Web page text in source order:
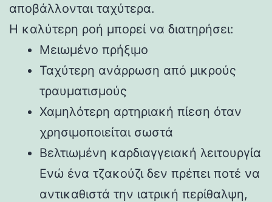
αποβάλλονται ταχύτερα.
Η καλύτερη ροή μπορεί να διατηρήσει:
Μειωμένο πρήξιμο
Ταχύτερη ανάρρωση από μικρούς
τραυματισμούς
Χαμηλότερη αρτηριακή πίεση όταν
χρησιμοποιείται σωστά
Βελτιωμένη καρδιαγγειακή λειτουργία
Ενώ ένα τζακούζι δεν πρέπει ποτέ να
αντικαθιστά την ιατρική περίθαλψη,